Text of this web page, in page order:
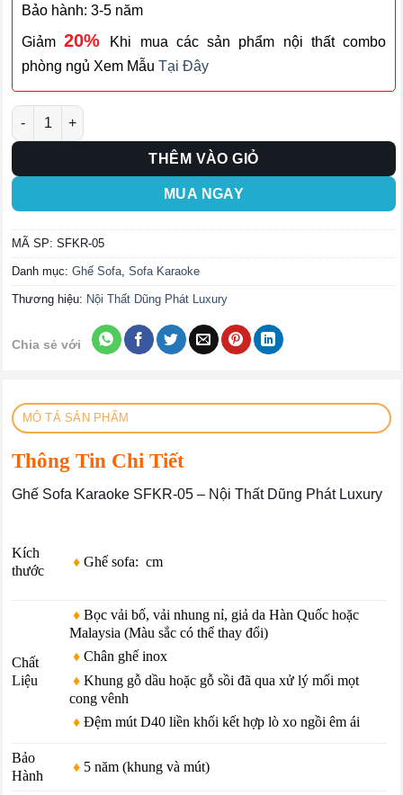
Bảo hành: 3-5 năm
Giảm20%
Khi mua các sản phẩm nội thất combo
phòng ngủ Xem Mẫu Tại Đây
Ghế Sofa Karaoke SFKR-05 số lượng
THÊM VÀO GIỎ
MUA NGAY
MÃ SP: SFKR-05
Danh mục: Ghế Sofa, Sofa Karaoke
Thương hiệu: Nội Thất Dũng Phát Luxury
Chia sẻ với
MÔ TẢ SẢN PHẨM
Thông Tin Chi Tiết
Ghế Sofa Karaoke SFKR-05 – Nội Thất Dũng Phát Luxury
Kích
thước
♦Ghế sofa: cm
Chất
Liệu
♦ Bọc vải bố, vải nhung nỉ, giả da Hàn Quốc hoặc
Malaysia (Màu sắc có thể thay đổi)
♦ Chân ghế inox
♦ Khung gỗ dầu hoặc gỗ sồi đã qua xử lý mối mọt
cong vênh
♦ Đệm mút D40 liền khối kết hợp lò xo ngồi êm ái
Bảo
Hành
♦ 5 năm (khung và mút)